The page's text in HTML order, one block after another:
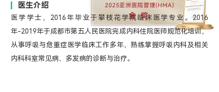
医生介绍
医学学士，2016年毕业于攀枝花学院临床医学专业。2016
年-2019年于成都市第五人民医院完成内科住院医师规范化培训，
从事呼吸与危重症医学临床工作多年，熟练掌握呼吸内科及相关
内科科室常见病、多发病的诊断与治疗。